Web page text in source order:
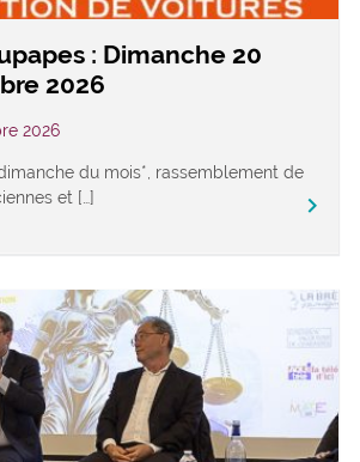
: Dimanche 20
2026
2026
du mois*, rassemblement de
et […]
keyboard_arrow_right